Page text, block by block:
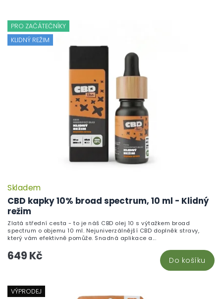
PRO ZAČÁTEČNÍKY
KLIDNÝ REŽIM
CBD kapky 10% broad spectrum, 10 ml - Klidný
režim
Skladem
649 Kč Do košíku
Zlatá střední cesta - to je náš CBD olej 10 s výtažkem broad
spectrum o objemu 10 ml. Nejuniverzálnější CBD doplněk stravy,
který vám efektivně pomůže. Snadná aplikace a...
VÝPRODEJ